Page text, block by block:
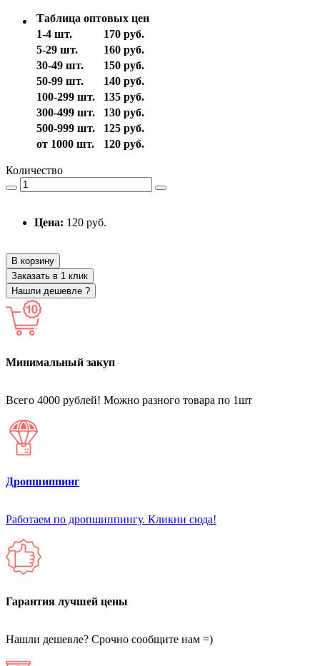
Таблица оптовых цен
1-4 шт.
170 руб.
5-29 шт.
160 руб.
30-49 шт.
150 руб.
50-99 шт.
140 руб.
100-299 шт.
135 руб.
300-499 шт.
130 руб.
500-999 шт.
125 руб.
от 1000 шт.
120 руб.
Количество
Цена: 120 руб.
В корзину
Заказать в 1 клик
Нашли дешевле ?
Минимальный закуп
Всего 4000 рублей! Можно разного товара по 1шт
Дропшиппинг
Работаем по дропшиппингу. Кликни сюда!
Гарантия лучшей цены
Нашли дешевле? Срочно сообщите нам =)